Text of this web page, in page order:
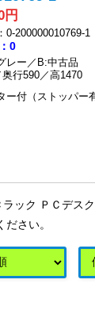
円
0-200000010769-1
0
レー／B:中古品
行590／高1470
ー付（ストッパー
ック ＰＣデス
さい。